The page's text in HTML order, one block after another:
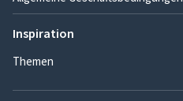
Inspiration
Themen